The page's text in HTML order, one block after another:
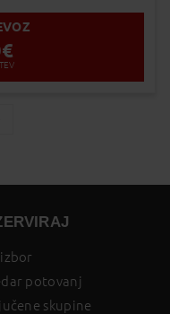
€
potovanj
skupine